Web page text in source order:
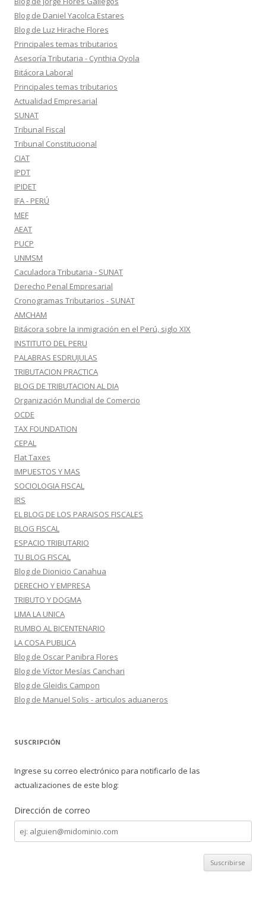
Blog de Daniel Yacolca Estares
Blog de Luz Hirache Flores
Principales temas tributarios
Asesoría Tributaria - Cynthia Oyola
Bitácora Laboral
Principales temas tributarios
Actualidad Empresarial
SUNAT
Tribunal Fiscal
Tribunal Constitucional
CIAT
IPDT
IPIDET
IFA - PERÚ
MEF
AEAT
PUCP
UNMSM
Caculadora Tributaria - SUNAT
Derecho Penal Empresarial
Cronogramas Tributarios - SUNAT
AMCHAM
Bitácora sobre la inmigración en el Perú, siglo XIX
INSTITUTO DEL PERU
PALABRAS ESDRUJULAS
TRIBUTACION PRACTICA
BLOG DE TRIBUTACION AL DIA
Organización Mundial de Comercio
OCDE
TAX FOUNDATION
CEPAL
Flat Taxes
IMPUESTOS Y MAS
SOCIOLOGIA FISCAL
IRS
EL BLOG DE LOS PARAISOS FISCALES
BLOG FISCAL
ESPACIO TRIBUTARIO
TU BLOG FISCAL
Blog de Dionicio Canahua
DERECHO Y EMPRESA
TRIBUTO Y DOGMA
LIMA LA UNICA
RUMBO AL BICENTENARIO
LA COSA PUBLICA
Blog de Oscar Panibra Flores
Blog de Víctor Mesías Canchari
Blog de Gleidis Campon
Blog de Manuel Solis - articulos aduaneros
SUSCRIPCIÓN
Ingrese su correo electrónico para notificarlo de las
actualizaciones de este blog:
Dirección de correo
Dirección
de
correo